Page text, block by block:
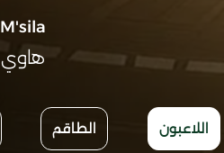
M'sila
هاوي
اللاعبون الطاقم